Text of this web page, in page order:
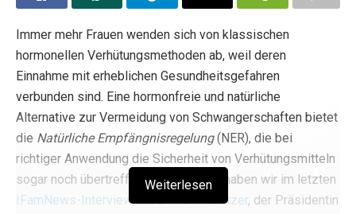
Immer mehr Frauen wenden sich von klassischen
hormonellen Verhütungsmethoden ab, weil deren
Einnahme mit erheblichen Gesundheitsgefahren
verbunden sind. Eine hormonfreie und natürliche
Alternative zur Vermeidung von Schwangerschaften bietet
die Natürliche Empfängnisregelung(NER), die bei
richtiger Anwendung die Sicherheit von Verhütungsmitteln
sogar noch übertreffen kann. Darüber haben wir im letzten
IFamNews-Interview mit Elisabeth Rötzer, der Präsidentin
Weiterlesen